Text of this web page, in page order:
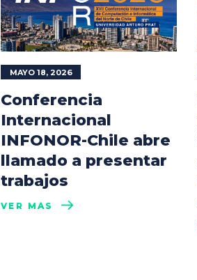
MAYO 18, 2026
Conferencia
Internacional
INFONOR-Chile abre
llamado a presentar
trabajos
VER MÁS